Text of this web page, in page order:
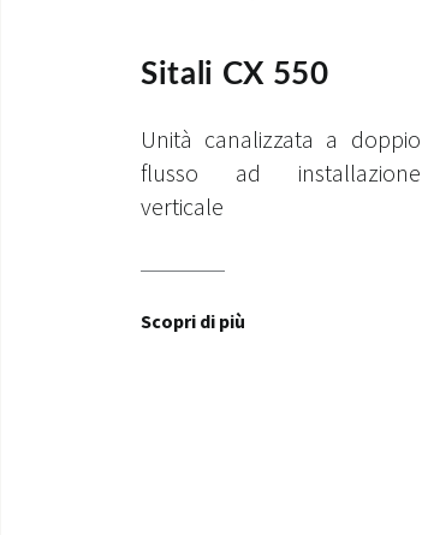
Sitali CX 550
Unità canalizzata a doppio
flusso ad installazione
verticale
Scopri di più